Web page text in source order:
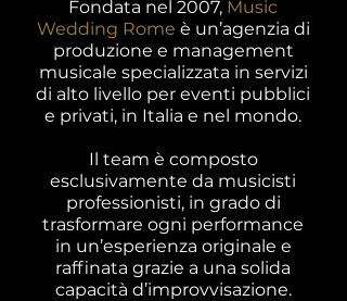
Fondata nel 2007, Music
Wedding Rome è un’agenzia di
produzione e management
musicale specializzata in servizi
di alto livello per eventi pubblici
e privati, in Italia e nel mondo.​​
Il team è composto
esclusivamente da musicisti
professionisti, in grado di
trasformare ogni performance
in un’esperienza originale e
raffinata grazie a una solida
capacità d’improvvisazione.​